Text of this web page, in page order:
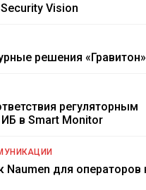
Vision
решения
регуляторным
в Smart Monitor
для операторов